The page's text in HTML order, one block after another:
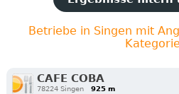
Betriebe in Singen mit
CAFE COBA
78224 Singen
925 m